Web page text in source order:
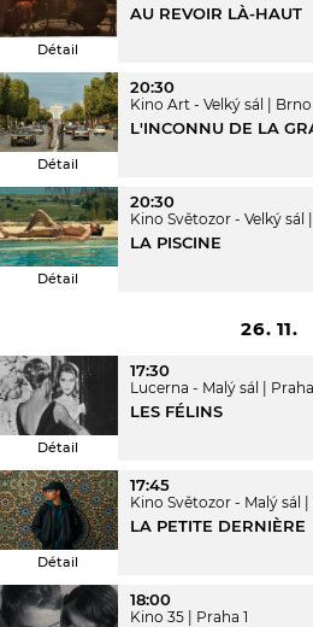
Détail
AU REVOIR LÀ-HAUT
Détail
20:30
Kino Art - Velký sál Brno
L'INCONNU DE LA
Détail
20:30
Kino Světozor - Velký sál
LA PISCINE
26. 11.
Détail
17:30
Lucerna - Malý sál Praha
LES FÉLINS
Détail
17:45
Kino Světozor - Malý sál
LA PETITE DERNIÈRE
18:00
Kino 35 Praha 1